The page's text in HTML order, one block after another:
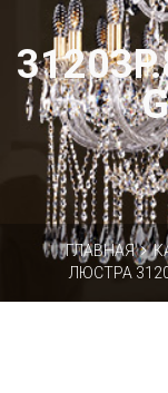
ГЛАВНАЯ
ЛЮСТРА